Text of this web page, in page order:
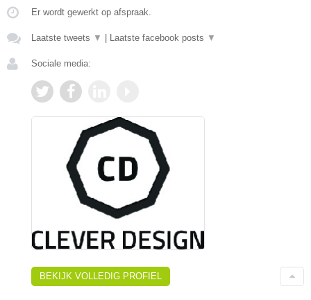
Er wordt gewerkt op afspraak.
Laatste tweets ▼ Laatste facebook posts ▼
Sociale media:
BEKIJK VOLLEDIG PROFIEL